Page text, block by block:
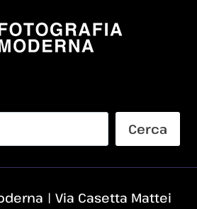
Cerca
| Via Casetta Mattei